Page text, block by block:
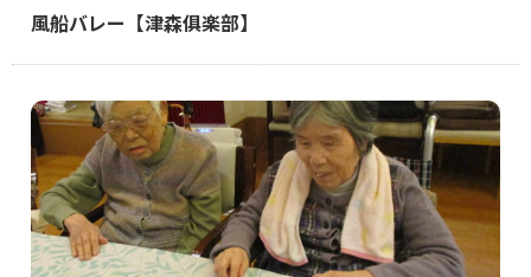
風船バレー【津森俱楽部】